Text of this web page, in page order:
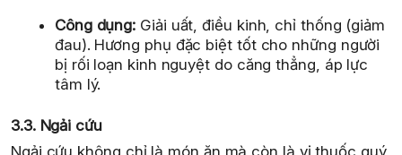
Công dụng: Giải uất, điều kinh, chỉ thống (giảm
đau). Hương phụ đặc biệt tốt cho những người
bị rối loạn kinh nguyệt do căng thẳng, áp lực
tâm lý.
3.3. Ngải cứu